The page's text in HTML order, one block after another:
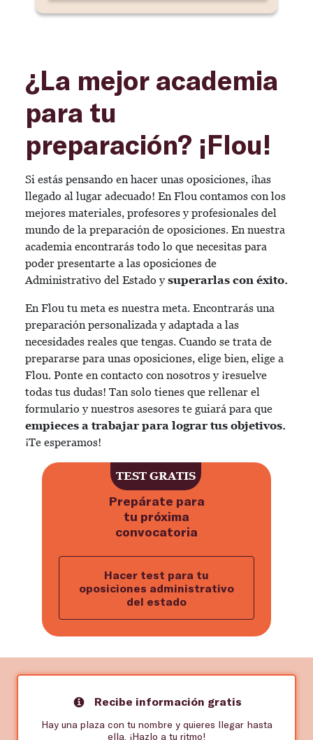
¿La mejor academia
para tu
preparación? ¡Flou!
Si estás pensando en hacer unas oposiciones, ¡has
llegado al lugar adecuado! En Flou contamos con los
mejores materiales, profesores y profesionales del
mundo de la preparación de oposiciones. En nuestra
academia encontrarás todo lo que necesitas para
poder presentarte a las oposiciones de
Administrativo del Estado y superarlas con éxito.
En Flou tu meta es nuestra meta. Encontrarás una
preparación personalizada y adaptada a las
necesidades reales que tengas. Cuando se trata de
prepararse para unas oposiciones, elige bien, elige a
Flou. Ponte en contacto con nosotros y ¡resuelve
todas tus dudas! Tan solo tienes que rellenar el
formulario y nuestros asesores te guiará para que
empieces a trabajar para lograr tus objetivos.
¡Te esperamos!
Prepárate para
tu próxima
convocatoria
Hacer test para tu
oposiciones administrativo
del estado
TEST GRATIS
Recibe información gratis
Hay una plaza con tu nombre y quieres llegar hasta
ella. ¡Hazlo a tu ritmo!